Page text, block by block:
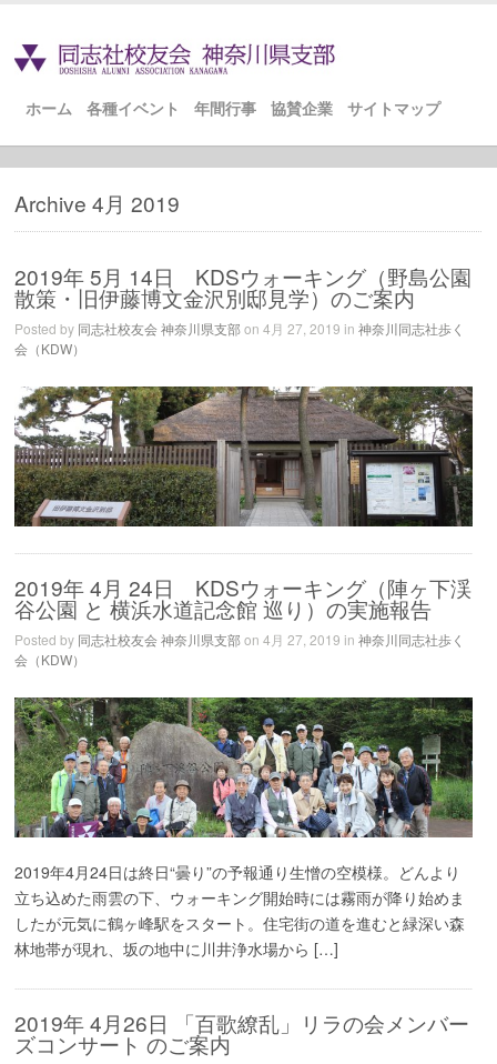
ホーム 各種イベント 年間行事 協賛企業 サイトマップ
Archive 4月 2019
2019年 5月 14日 KDSウォーキング（野島公園
散策・旧伊藤博文金沢別邸見学）のご案内
Posted by 同志社校友会 神奈川県支部on 4月 27, 2019 in神奈川同志社歩く
会（KDW）
2019年 4月 24日 KDSウォーキング（陣ヶ下渓
谷公園 と 横浜水道記念館 巡り）の実施報告
Posted by 同志社校友会 神奈川県支部on 4月 27, 2019 in神奈川同志社歩く
会（KDW）
2019年4月24日は終日“曇り”の予報通り生憎の空模様。どんより
立ち込めた雨雲の下、ウォーキング開始時には霧雨が降り始めま
したが元気に鶴ヶ峰駅をスタート。住宅街の道を進むと緑深い森
林地帯が現れ、坂の地中に川井浄水場から […]
2019年 4月26日 「百歌繚乱」リラの会メンバー
ズコンサート のご案内